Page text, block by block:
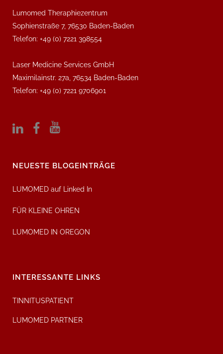
Lumomed Theraphiezentrum
Sophienstraße 7, 76530 Baden-Baden
Telefon: +49 (0) 7221 398554
Laser Medicine Services GmbH
Maximilainstr. 27a, 76534 Baden-Baden
Telefon: +49 (0) 7221 9706901
NEUESTE BLOGEINTRÄGE
LUMOMED auf Linked In
FÜR KLEINE OHREN
LUMOMED IN OREGON
INTERESSANTE LINKS
TINNITUSPATIENT
LUMOMED PARTNER